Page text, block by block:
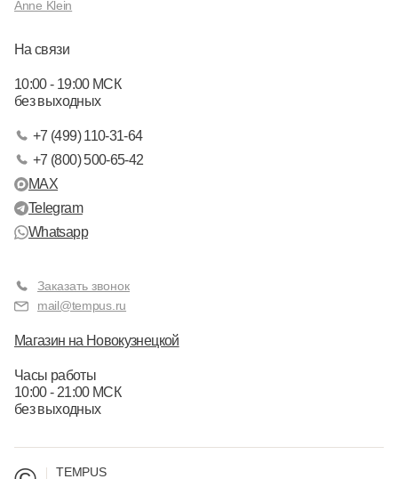
Anne Klein
На связи
10:00 - 19:00 МСК
без выходных
+7 (499) 110-31-64
+7 (800) 500-65-42
MAX
Telegram
Whatsapp
Заказать звонок
mail@tempus.ru
Магазин на Новокузнецкой
Часы работы
10:00 - 21:00 МСК
без выходных
TEMPUS